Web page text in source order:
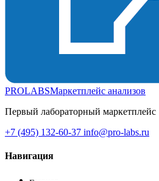
PROLABSМаркетплейс анализов
Первый лабораторный маркетплейс
+7 (495) 132-60-37 info@pro-labs.ru
Навигация